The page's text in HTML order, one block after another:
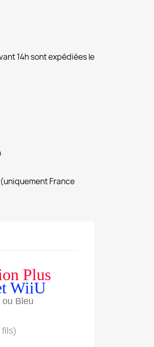
14h sont expédiées le
France
Plus
WiiU
Bleu